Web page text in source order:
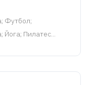
; Футбол;
Йога; Пилатес...